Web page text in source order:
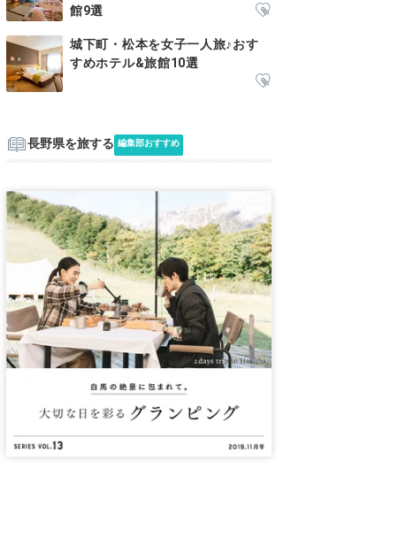
館9選
城下町・松本を女子一人旅♪おす
すめホテル&旅館10選
長野県を旅する 編集部おすすめ